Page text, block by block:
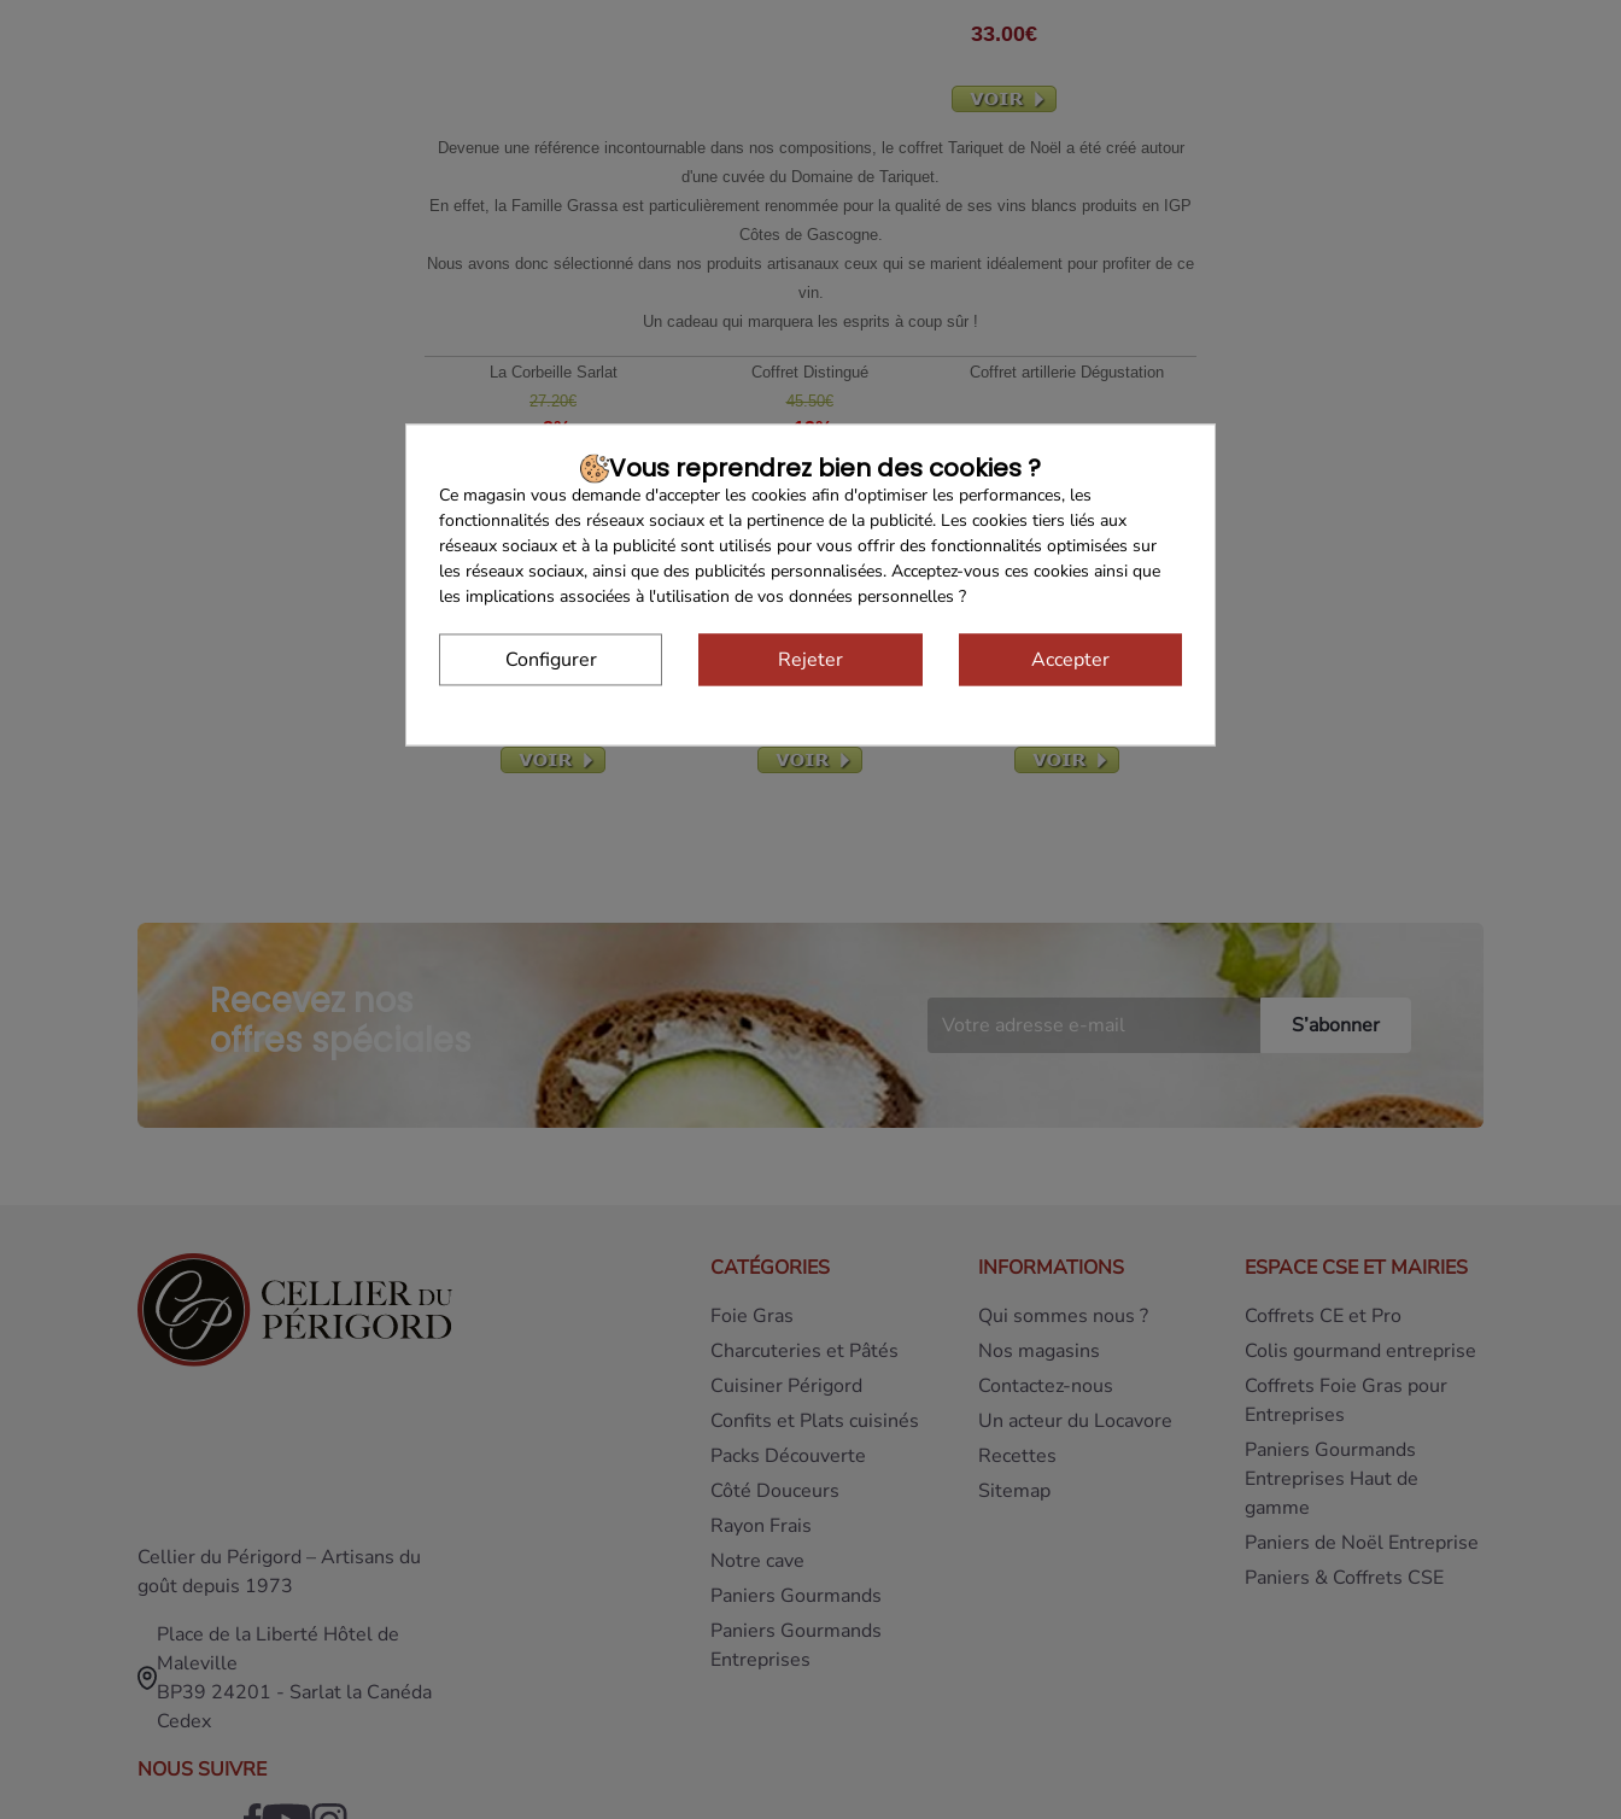
33.00€
Devenue une référence incontournable dans nos compositions, le coffret Tariquet de Noël a été créé autour
d'une cuvée du Domaine de Tariquet.
En effet, la Famille Grassa est particulièrement renommée pour la qualité de ses vins blancs produits en IGP
Côtes de Gascogne.
Nous avons donc sélectionné dans nos produits artisanaux ceux qui se marient idéalement pour profiter de ce
vin.
Un cadeau qui marquera les esprits à coup sûr !
La Corbeille Sarlat Coffret Distingué
Coffret artillerie Dégustation
27.20€
45.50€
-8%
-12%
25.00€
39.90€ 19.10€
Cube Foie Gras Panier gourmand Isotherme Coffret Tout Sucré
17.40€ 72.80€ 35.65€
Caisse à Outils Douceurs
46.10€ 47.05€ 59.80€
Recevez nos
offres spéciales
Cellier du Périgord – Artisans du
goût depuis 1973
Place de la Liberté Hôtel de
Maleville
BP39 24201 - Sarlat la Canéda
Cedex
NOUS SUIVRE
CATÉGORIES
Foie Gras
Charcuteries et Pâtés
Cuisiner Périgord
Confits et Plats cuisinés
Packs Découverte
Côté Douceurs
Rayon Frais
Notre cave
Paniers Gourmands
Paniers Gourmands
Entreprises
INFORMATIONS
Qui sommes nous ?
Nos magasins
Contactez-nous
Un acteur du Locavore
Recettes
Sitemap
ESPACE CSE ET MAIRIES
Coffrets CE et Pro
Colis gourmand entreprise
Coffrets Foie Gras pour
Entreprises
Paniers Gourmands
Entreprises Haut de
gamme
Paniers de Noël Entreprise
Paniers & Coffrets CSE
Vous reprendrez bien des cookies ?
Ce magasin vous demande d'accepter les cookies afin d'optimiser les performances, les
fonctionnalités des réseaux sociaux et la pertinence de la publicité. Les cookies tiers liés aux
réseaux sociaux et à la publicité sont utilisés pour vous offrir des fonctionnalités optimisées sur
les réseaux sociaux, ainsi que des publicités personnalisées. Acceptez-vous ces cookies ainsi que
les implications associées à l'utilisation de vos données personnelles ?
Configurer Rejeter Accepter